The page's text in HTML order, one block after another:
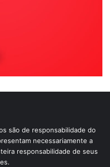
são de responsabilidade do
necessariamente a
responsabilidade de seus